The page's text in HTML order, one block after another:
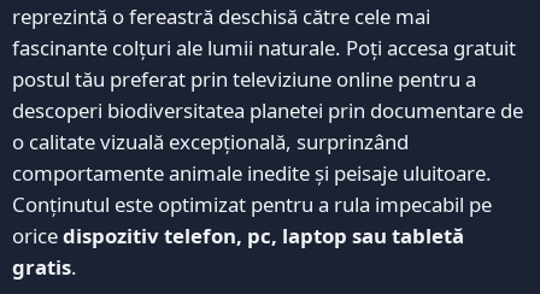
reprezintă o fereastră deschisă către cele mai
fascinante colțuri ale lumii naturale. Poți accesa gratuit
postul tău preferat prin televiziune online pentru a
descoperi biodiversitatea planetei prin documentare de
o calitate vizuală excepțională, surprinzând
comportamente animale inedite și peisaje uluitoare.
Conținutul este optimizat pentru a rula impecabil pe
oricedispozitiv telefon, pc, laptop sau tabletă
gratis.